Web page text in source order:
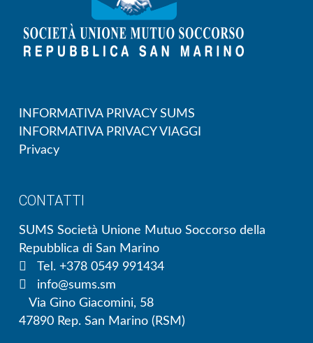
INFORMATIVA PRIVACY SUMS
INFORMATIVA PRIVACY VIAGGI
Privacy
CONTATTI
SUMS Società Unione Mutuo Soccorso della
Repubblica di San Marino
Tel. +378 0549 991434
info@sums.sm
Via Gino Giacomini, 58
47890 Rep. San Marino (RSM)